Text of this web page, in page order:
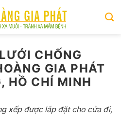
CHỐNG
GIA PHÁT
HỒ CHÍ MINH
xếp được lắp đặt cho cửa đi,